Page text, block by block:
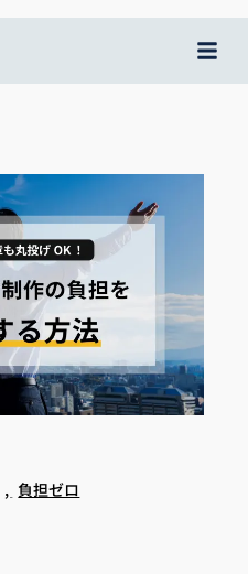
, 負担ゼロ